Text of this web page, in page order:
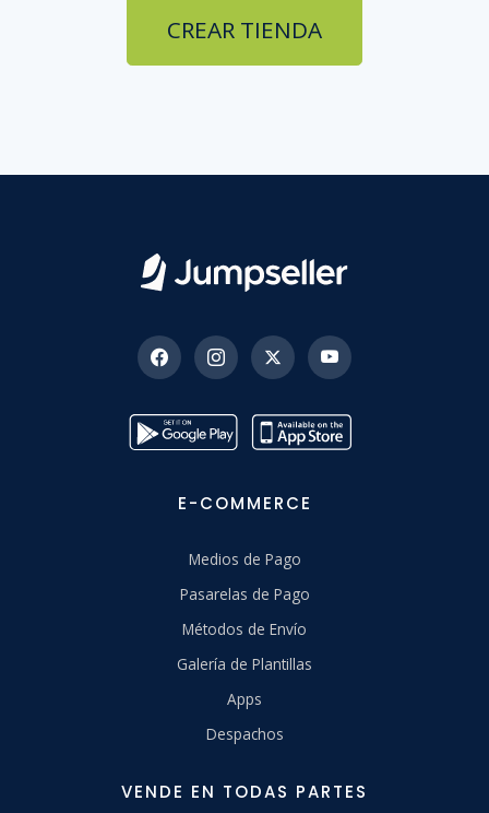
CREAR TIENDA
E-COMMERCE
Medios de Pago
Pasarelas de Pago
Métodos de Envío
Galería de Plantillas
Apps
Despachos
VENDE EN TODAS PARTES